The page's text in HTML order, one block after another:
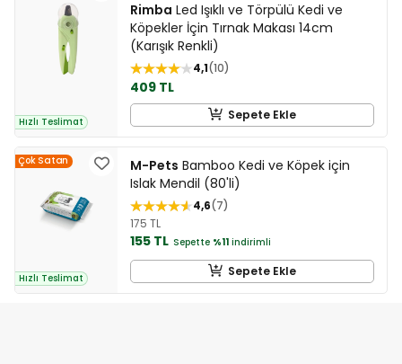
Hızlı Teslimat
Rimba Led Işıklı ve Törpülü Kedi ve
Köpekler İçin Tırnak Makası 14cm
(Karışık Renkli)
4,1 10
409 TL
Sepete Ekle
Çok Satan
Hızlı Teslimat
M-Pets Bamboo Kedi ve Köpek için
Islak Mendil (80'li)
4,6 7
175 TL
155 TL Sepette %11 indirimli
Sepete Ekle